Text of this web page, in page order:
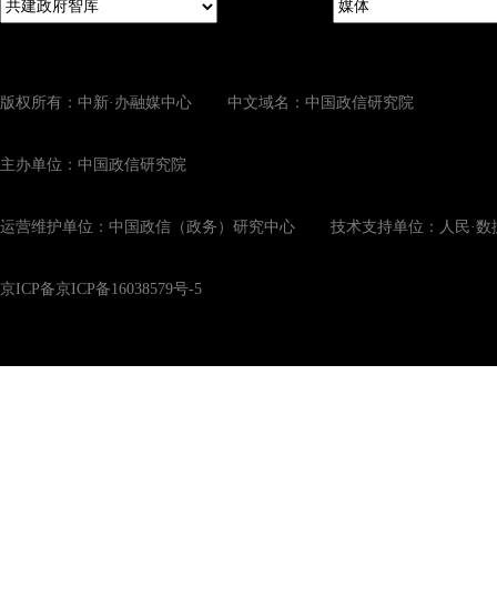
版权所有：中新·办融媒中心 中文域名：中国政信研究院
主办单位：中国政信研究院
运营维护单位：中国政信（政务）研究中心 技术支持单位：人民·数
京ICP备京ICP备16038579号-5